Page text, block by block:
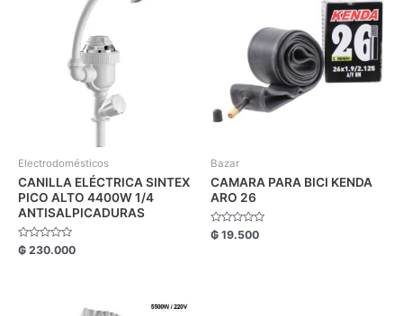
Electrodomésticos
CANILLA ELÉCTRICA SINTEX
PICO ALTO 4400W 1/4
ANTISALPICADURAS
Valorado
con
₲ 230.000
Bazar
CAMARA PARA BICI KENDA
ARO 26
Valorado
con
₲ 19.500